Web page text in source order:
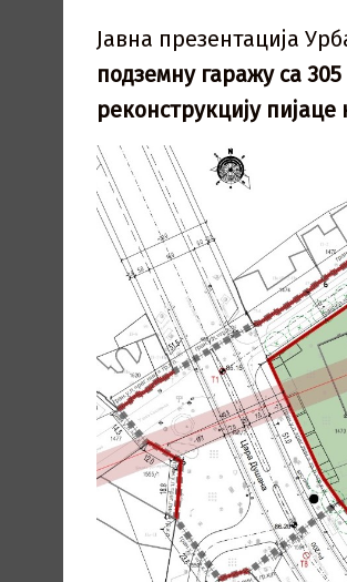
Јавна презентација
подземну гаражу са
реконструкцију